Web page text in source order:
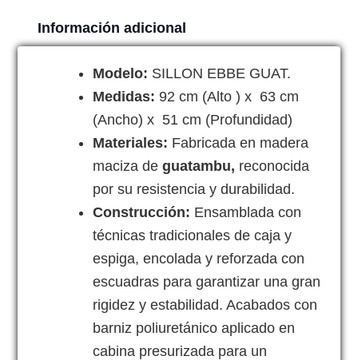
Información adicional
Modelo: SILLON EBBE GUAT.
Medidas: 92 cm (Alto ) x 63 cm
(Ancho) x 51 cm (Profundidad)
Materiales: Fabricada en madera
maciza de guatambu, reconocida
por su resistencia y durabilidad.
Construcción: Ensamblada con
técnicas tradicionales de caja y
espiga, encolada y reforzada con
escuadras para garantizar una gran
rigidez y estabilidad. Acabados con
barniz poliuretánico aplicado en
cabina presurizada para un